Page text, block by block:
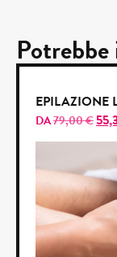
EPILAZIONE
DA79,00€